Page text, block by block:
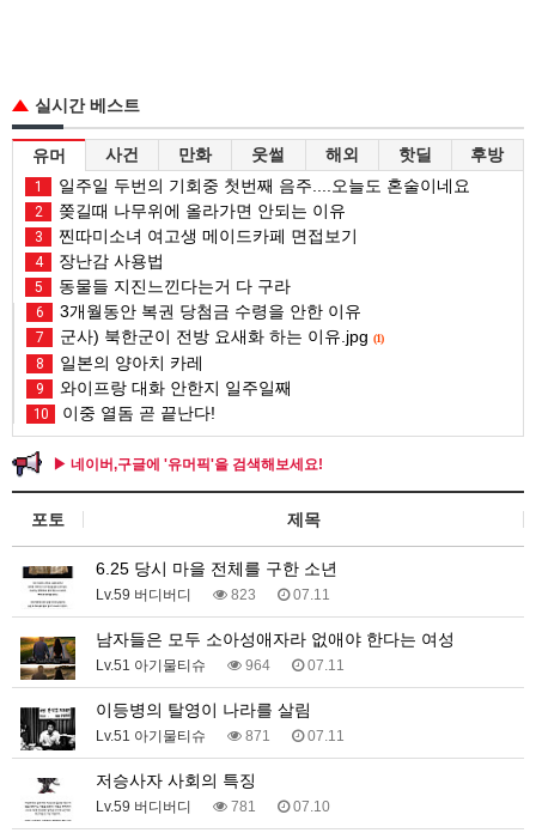
실시간 베스트
유머 사건 만화 웃썰 해외 핫딜 후방
1 일주일 두번의 기회중 첫번째 음주....오늘도 혼술이네요
2 쫒길때 나무위에 올라가면 안되는 이유
3 찐따미소녀 여고생 메이드카페 면접보기
4 장난감 사용법
5 동물들 지진느낀다는거 다 구라
6 3개월동안 복권 당첨금 수령을 안한 이유
7 군사) 북한군이 전방 요새화 하는 이유.jpg (1)
8 일본의 양아치 카레
9 와이프랑 대화 안한지 일주일째
10 이중 열돔 곧 끝난다!
▶ 네이버,구글에 '유머픽'을 검색해보세요!
포토 제목
6.25 당시 마을 전체를 구한 소년
Lv.59 버디버디 823 07.11
남자들은 모두 소아성애자라 없애야 한다는 여성
Lv.51 아기물티슈 964 07.11
이등병의 탈영이 나라를 살림
Lv.51 아기물티슈 871 07.11
저승사자 사회의 특징
Lv.59 버디버디 781 07.10